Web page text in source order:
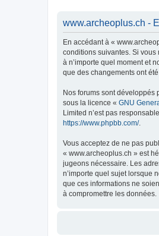
www.archeoplus.ch -
En accédant à «
conditions suivantes. Si vous
à n’importe quel moment et
que des changements ont
Nos forums sont développés
sous la licence « GNU
Limited n’est pas
https://www.phpbb.com/.
Vous acceptez de ne pas
« www.archeoplus.ch » est
jugeons nécessaire. Les
n’importe quel sujet lorsque
que ces informations ne
à compromettre les données.